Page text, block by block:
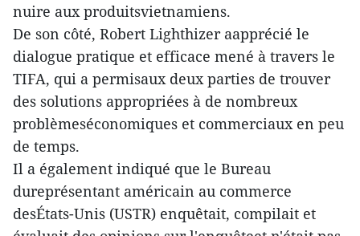
nuire aux produitsvietnamiens.
De son côté, Robert Lighthizer aapprécié le
dialogue pratique et efficace mené à travers le
TIFA, qui a permisaux deux parties de trouver
des solutions appropriées à de nombreux
problèmeséconomiques et commerciaux en peu
de temps.
Il a également indiqué que le Bureau
dureprésentant américain au commerce
desÉtats-Unis (USTR) enquêtait, compilait et